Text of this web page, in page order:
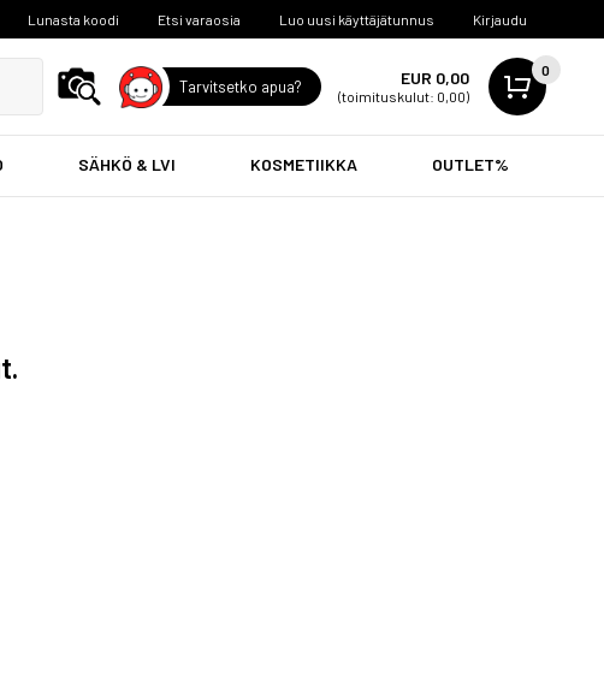
Lunasta koodi Etsi varaosia Luo uusi käyttäjätunnus Kirjaudu
Tarvitsetko apua? EUR 0,00
(toimituskulut: 0,00)
0
SÄHKÖ & LVI KOSMETIIKKA OUTLET%